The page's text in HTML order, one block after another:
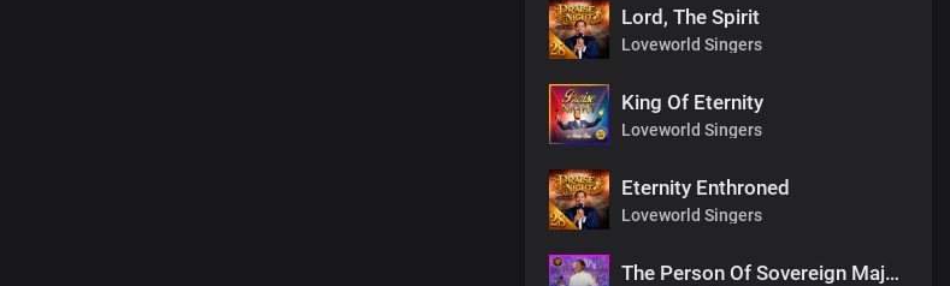
Lord, The Spirit
Loveworld Singers
King Of Eternity
Loveworld Singers
Eternity Enthroned
Loveworld Singers
The Person Of Sovereign Majesty